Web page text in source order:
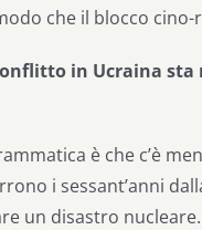
che il blocco
in Ucraina
è che c’è
i sessant’anni
un disastro